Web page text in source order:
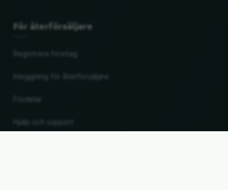
För återförsäljare
Inloggning för återförsäljare
Fördelar